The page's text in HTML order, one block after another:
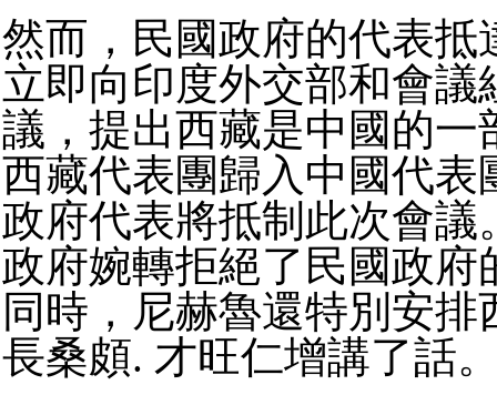
然而，民國政府的代表抵
立即向印度外交部和會議
議，提出西藏是中國的一
西藏代表團歸入中國代表
政府代表將抵制此次會議
政府婉轉拒絕了民國政府
同時，尼赫魯還特別安排
長桑頗. 才旺仁增講了話